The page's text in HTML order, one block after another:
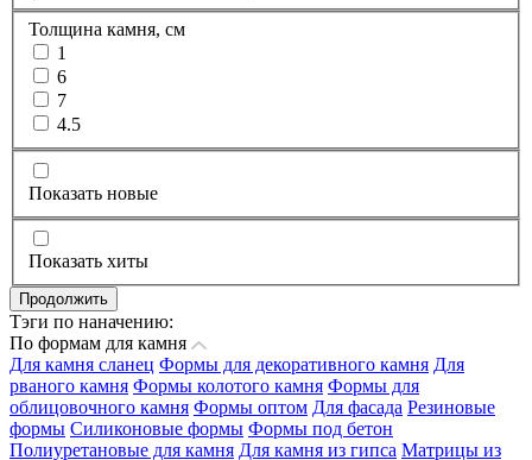
Толщина камня, см
1
6
7
4.5
Показать новые
Показать хиты
Продолжить
Тэги по наначению:
По формам для камня
Для камня сланец Формы для декоративного камня Для
рваного камня Формы колотого камня Формы для
облицовочного камня Формы оптом Для фасада Резиновые
формы Силиконовые формы Формы под бетон
Полиуретановые для камня Для камня из гипса Матрицы из